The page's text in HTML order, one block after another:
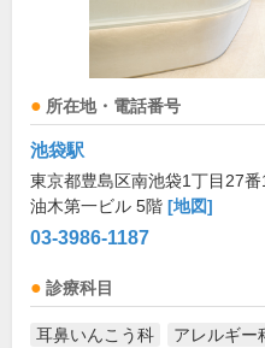
所在地・電話番号
池袋駅
東京都豊島区南池袋1丁目27
油木第一ビル 5階 [地図]
03-3986-1187
診療科目
耳鼻いんこう科 アレルギー